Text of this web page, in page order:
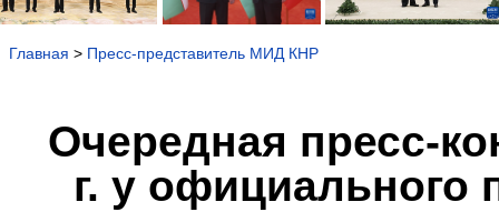
Главная > Пресс-представитель МИД КНР
Очередная пресс-
г. у